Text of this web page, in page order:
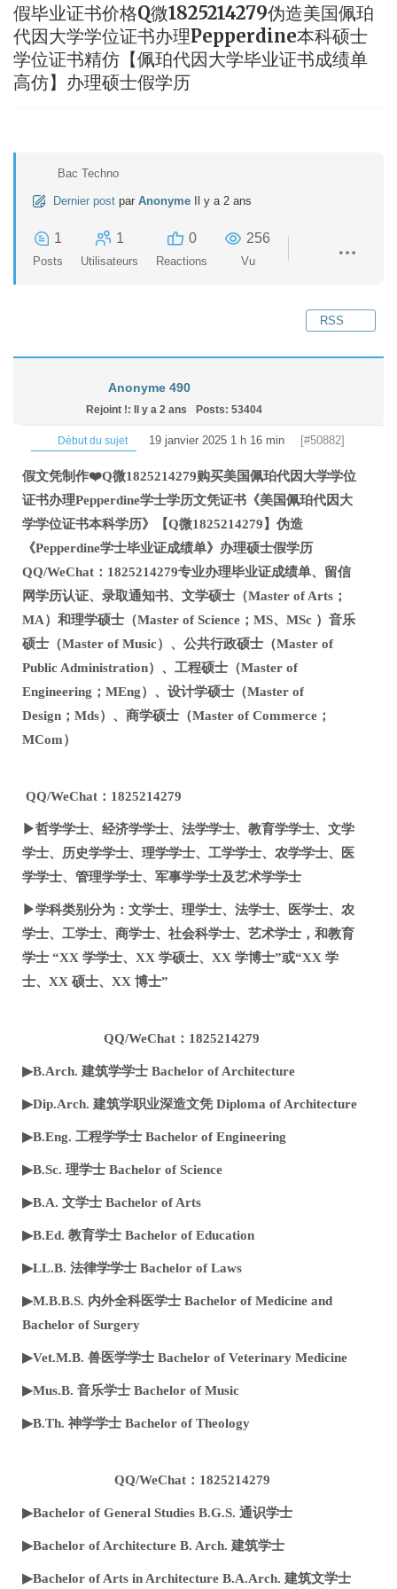
假毕业证书价格Q微1825214279伪造美国佩珀
代因大学学位证书办理Pepperdine本科硕士
学位证书精仿【佩珀代因大学毕业证书成绩单
高仿】办理硕士假学历
Bac Techno
Dernier post par Anonyme Il y a 2 ans
1
Posts
1
Utilisateurs
0
Reactions
256
Vu
RSS
Anonyme 490
Rejoint !: Il y a 2 ans Posts: 53404
Début du sujet 19 janvier 2025 1 h 16 min [#50882]
假文凭制作❤️Q微1825214279购买美国佩珀代因大学学位
证书办理Pepperdine学士学历文凭证书《美国佩珀代因大
学学位证书本科学历》【Q微1825214279】伪造
《Pepperdine学士毕业证成绩单》办理硕士假学历
QQ/WeChat：1825214279专业办理毕业证成绩单、留信
网学历认证、录取通知书、文学硕士（Master of Arts；
MA）和理学硕士（Master of Science；MS、MSc ）音乐
硕士（Master of Music）、公共行政硕士（Master of
Public Administration）、工程硕士（Master of
Engineering；MEng）、设计学硕士（Master of
Design；Mds）、商学硕士（Master of Commerce；
MCom）
QQ/WeChat：1825214279
▶哲学学士、经济学学士、法学学士、教育学学士、文学
学士、历史学学士、理学学士、工学学士、农学学士、医
学学士、管理学学士、军事学学士及艺术学学士
▶学科类别分为：文学士、理学士、法学士、医学士、农
学士、工学士、商学士、社会科学士、艺术学士，和教育
学士 “XX 学学士、XX 学硕士、XX 学博士”或“XX 学
士、XX 硕士、XX 博士”
QQ/WeChat：1825214279
▶B.Arch. 建筑学学士 Bachelor of Architecture
▶Dip.Arch. 建筑学职业深造文凭 Diploma of Architecture
▶B.Eng. 工程学学士 Bachelor of Engineering
▶B.Sc. 理学士 Bachelor of Science
▶B.A. 文学士 Bachelor of Arts
▶B.Ed. 教育学士 Bachelor of Education
▶LL.B. 法律学学士 Bachelor of Laws
▶M.B.B.S. 内外全科医学士 Bachelor of Medicine and
Bachelor of Surgery
▶Vet.M.B. 兽医学学士 Bachelor of Veterinary Medicine
▶Mus.B. 音乐学士 Bachelor of Music
▶B.Th. 神学学士 Bachelor of Theology
QQ/WeChat：1825214279
▶Bachelor of General Studies B.G.S. 通识学士
▶Bachelor of Architecture B. Arch. 建筑学士
▶Bachelor of Arts in Architecture B.A.Arch. 建筑文学士